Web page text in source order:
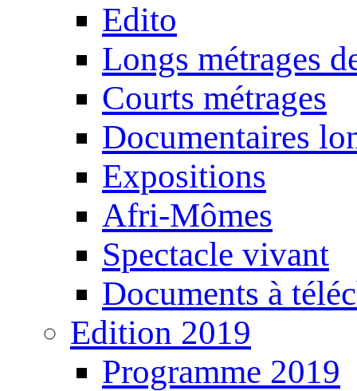
Edito
Longs métrages
Courts métrages
Documentaires
Expositions
Afri-Mômes
Spectacle vivant
Documents à
Edition 2019
Programme 2019